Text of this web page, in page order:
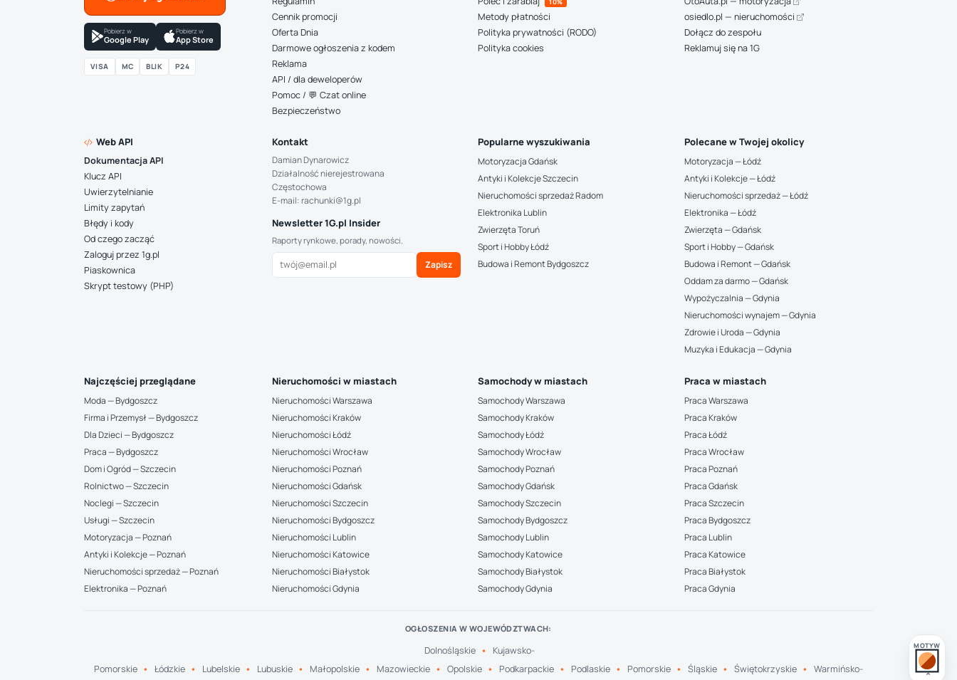
MOTYW
Pobierz w
Google Play
Pobierz w
App Store
VISA MC BLIK P24
Cennik promocji
Oferta Dnia
Darmowe ogłoszenia z kodem
Reklama
API / dla deweloperów
Pomoc / 💬 Czat online
Bezpieczeństwo
Metody płatności
Polityka prywatności (RODO)
Polityka cookies
osiedlo.pl — nieruchomości
Dołącz do zespołu
Reklamuj się na 1G
Web API
Dokumentacja API
Klucz API
Uwierzytelnianie
Limity zapytań
Błędy i kody
Od czego zacząć
Zaloguj przez 1g.pl
Piaskownica
Skrypt testowy (PHP)
Kontakt
Damian Dynarowicz
Działalność nierejestrowana
Częstochowa
E-mail: rachunki@1g.pl
Newsletter 1G.pl Insider
Raporty rynkowe, porady, nowości.
Zapisz
Popularne wyszukiwania
Motoryzacja Gdańsk
Antyki i Kolekcje Szczecin
Nieruchomości sprzedaż Radom
Elektronika Lublin
Zwierzęta Toruń
Sport i Hobby Łódź
Budowa i Remont Bydgoszcz
Polecane w Twojej okolicy
Motoryzacja — Łódź
Antyki i Kolekcje — Łódź
Nieruchomości sprzedaż — Łódź
Elektronika — Łódź
Zwierzęta — Gdańsk
Sport i Hobby — Gdańsk
Budowa i Remont — Gdańsk
Oddam za darmo — Gdańsk
Wypożyczalnia — Gdynia
Nieruchomości wynajem — Gdynia
Zdrowie i Uroda — Gdynia
Muzyka i Edukacja — Gdynia
Najczęściej przeglądane
Moda — Bydgoszcz
Firma i Przemysł — Bydgoszcz
Dla Dzieci — Bydgoszcz
Praca — Bydgoszcz
Dom i Ogród — Szczecin
Rolnictwo — Szczecin
Noclegi — Szczecin
Usługi — Szczecin
Motoryzacja — Poznań
Antyki i Kolekcje — Poznań
Nieruchomości sprzedaż — Poznań
Elektronika — Poznań
Nieruchomości w miastach
Nieruchomości Warszawa
Nieruchomości Kraków
Nieruchomości Łódź
Nieruchomości Wrocław
Nieruchomości Poznań
Nieruchomości Gdańsk
Nieruchomości Szczecin
Nieruchomości Bydgoszcz
Nieruchomości Lublin
Nieruchomości Katowice
Nieruchomości Białystok
Nieruchomości Gdynia
Samochody w miastach
Samochody Warszawa
Samochody Kraków
Samochody Łódź
Samochody Wrocław
Samochody Poznań
Samochody Gdańsk
Samochody Szczecin
Samochody Bydgoszcz
Samochody Lublin
Samochody Katowice
Samochody Białystok
Samochody Gdynia
Praca w miastach
Praca Warszawa
Praca Kraków
Praca Łódź
Praca Wrocław
Praca Poznań
Praca Gdańsk
Praca Szczecin
Praca Bydgoszcz
Praca Lublin
Praca Katowice
Praca Białystok
Praca Gdynia
OGŁOSZENIA W WOJEWÓDZTWACH:
Dolnośląskie
Kujawsko-
Pomorskie
Łódzkie Lubelskie Lubuskie Małopolskie Mazowieckie Opolskie Podkarpackie Podlaskie Pomorskie Śląskie Świętokrzyskie Warmińsko-